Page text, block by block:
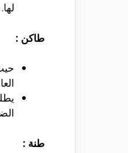
لها.
طاكن :
طنة :